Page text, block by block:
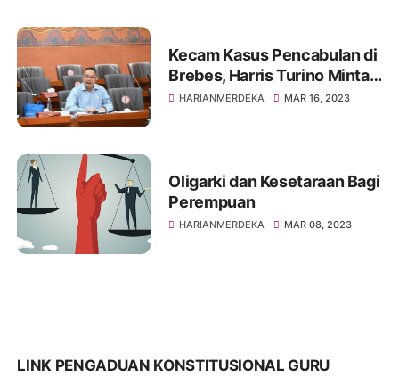
Kecam Kasus Pencabulan di
Brebes, Harris Turino Minta
Pelaku Dihukum Berat
HARIANMERDEKA MAR 16, 2023
Oligarki dan Kesetaraan Bagi
Perempuan
HARIANMERDEKA MAR 08, 2023
LINK PENGADUAN KONSTITUSIONAL GURU